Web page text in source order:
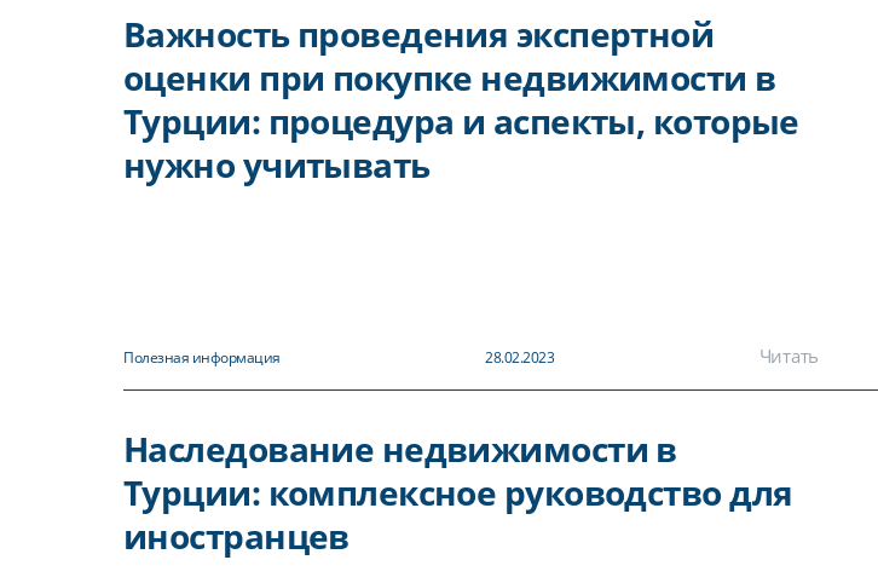
Важность проведения экспертной
оценки при покупке недвижимости в
Турции: процедура и аспекты, которые
нужно учитывать
Полезная информация 28.02.2023 Читать
Наследование недвижимости в
Турции: комплексное руководство для
иностранцев